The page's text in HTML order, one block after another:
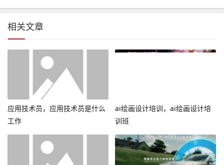
相关文章
应用技术员，应用技术员是什么
工作
ai绘画设计培训，ai绘画设计培
训班